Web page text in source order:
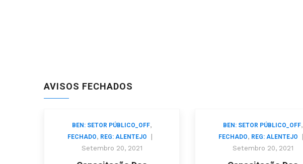
AVISOS FECHADOS
BEN: SETOR PÚBLICO_OFF,
FECHADO, REG: ALENTEJO
Setembro 20, 2021
BEN: SETOR PÚBLICO_OFF,
FECHADO, REG: ALENTEJO
Setembro 20, 2021